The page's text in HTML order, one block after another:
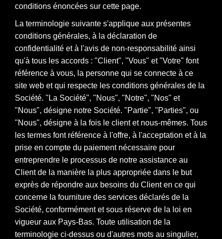
conditions énoncées sur cette page.
La terminologie suivante s'applique aux présentes
conditions générales, à la déclaration de
confidentialité et à l'avis de non-responsabilité ainsi
qu'à tous les accords : "Client", "Vous" et "Votre" font
référence à vous, la personne qui se connecte à ce
site web et qui respecte les conditions générales de la
Société. "La Société", "Nous", "Notre", "Nos" et
"Nous", désigne notre Société. "Partie", "Parties", ou
"Nous", désigne à la fois le client et nous-mêmes. Tous
les termes font référence à l'offre, à l'acceptation et à la
prise en compte du paiement nécessaire pour
entreprendre le processus de notre assistance au
Client de la manière la plus appropriée dans le but
exprès de répondre aux besoins du Client en ce qui
concerne la fourniture des services déclarés de la
Société, conformément et sous réserve de la loi en
vigueur aux Pays-Bas. Toute utilisation de la
terminologie ci-dessus ou d'autres mots au singulier,